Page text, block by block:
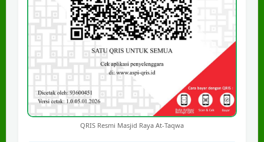
QRIS Resmi Masjid Raya At-Taqwa